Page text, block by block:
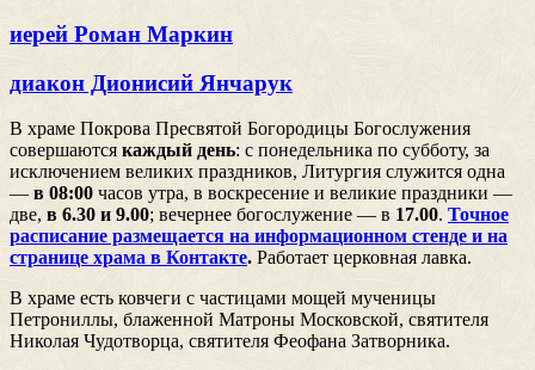
иерей Роман Маркин
диакон Дионисий Янчарук
В храме Покрова Пресвятой Богородицы Богослужения
совершаются каждый день: с понедельника по субботу, за
исключением великих праздников, Литургия служится одна
— в 08:00 часов утра, в воскресение и великие праздники —
две, в 6.30 и 9.00; вечернее богослужение — в 17.00. Точное
расписание размещается на информационном стенде и на
странице храма в Контакте. Работает церковная лавка.
В храме есть ковчеги с частицами мощей мученицы
Петрониллы, блаженной Матроны Московской, святителя
Николая Чудотворца, святителя Феофана Затворника.